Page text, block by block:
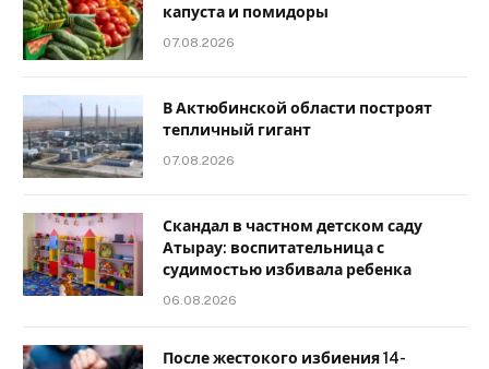
капуста и помидоры
07.08.2026
В Актюбинской области построят
тепличный гигант
07.08.2026
Скандал в частном детском саду
Атырау: воспитательница с
судимостью избивала ребенка
06.08.2026
После жестокого избиения 14-